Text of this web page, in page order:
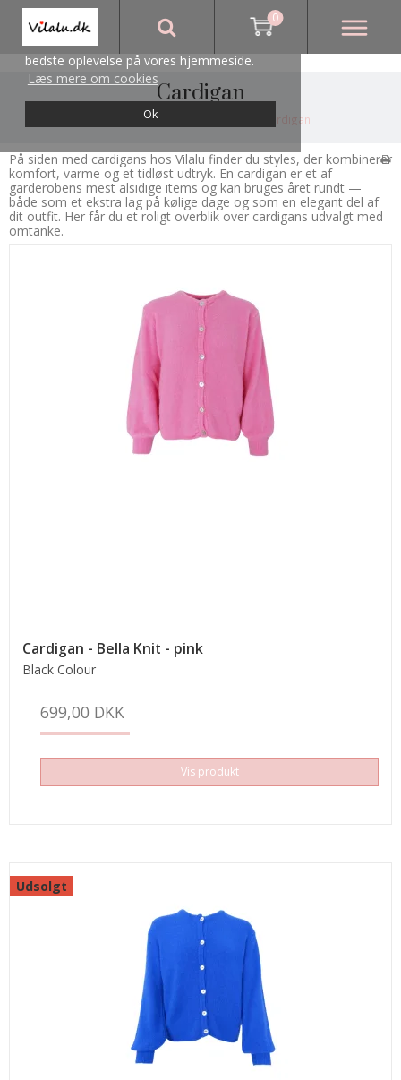
Vi bruger cookies for at sikre, at du får den
bedste oplevelse på vores hjemmeside.
Læs mere om cookies
Ok
Cardigan
Butikken Cardigan
På siden med cardigans hos Vilalu finder du styles, der kombinerer
komfort, varme og et tidløst udtryk. En cardigan er et af
garderobens mest alsidige items og kan bruges året rundt —
både som et ekstra lag på kølige dage og som en elegant del af
dit outfit. Her får du et roligt overblik over cardigans udvalgt med
omtanke.
Cardigan - Bella Knit - pink
Black Colour
699,00 DKK
Vis produkt
Udsolgt
0